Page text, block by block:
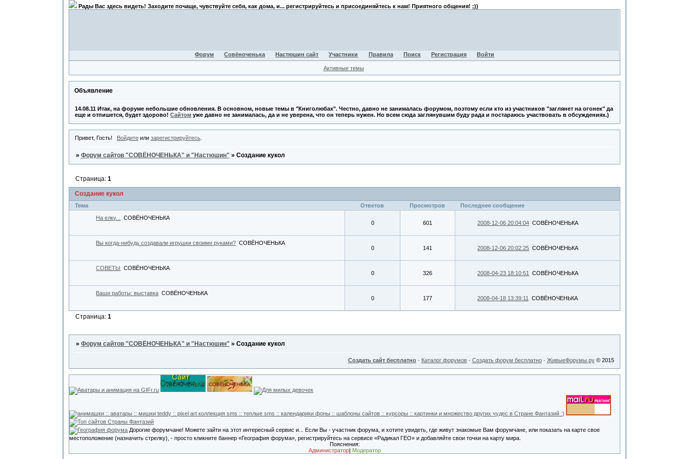
Рады Вас здесь видеть! Заходите почаще, чувствуйте себя, как дома, и... регистрируйтесь и присоединяйтесь к нам! Приятного общения! ;))
Форум Совёноченька Настюшин сайт Участники Правила Поиск Регистрация Войти
Активные темы
Объявление
14.08.11 Итак, на форуме небольшие обновления. В основном, новые темы в "Книголюбах". Честно, давно не занималась форумом, поэтому если кто из участников "заглянет на огонек" да
еще и отпишется, будет здорово!Сайтом уже давно не занималась, да и не уверена, что он теперь нужен. Но всем сюда заглянувшим буду рада и постараюсь участвовать в обсуждениях.)
Привет, Гость! Войдитеили зарегистрируйтесь.
» Форум сайтов "СОВЁНОЧЕНЬКА" и "Настюшин" » Создание кукол
Создание кукол
Страница: 1
Тема Ответов Просмотров
Последнее сообщение
На елку...
СОВЁНОЧЕНЬКА
0
601 2008-12-06 20:04:04 СОВЁНОЧЕНЬКА
Вы когда-нибудь создавали игрушки своими руками? СОВЁНОЧЕНЬКА
0
141 2008-12-06 20:02:25 СОВЁНОЧЕНЬКА
СОВЕТЫ
СОВЁНОЧЕНЬКА
0
326 2008-04-23 18:10:51 СОВЁНОЧЕНЬКА
Ваши работы: выставка СОВЁНОЧЕНЬКА
0
177 2008-04-18 13:39:11 СОВЁНОЧЕНЬКА
Страница: 1
» Форум сайтов "СОВЁНОЧЕНЬКА" и "Настюшин" » Создание кукол
Создать сайт бесплатно· Каталог форумов· Создать форум бесплатно· ЖивыеФорумы.ру© 2015
Дорогие форумчане! Можете зайти на этот интересный сервис и... Если Вы - участник форума, и хотите увидеть, где живут знакомые Вам форумчане, или показать на карте свое
местоположение (назначить стрелку), - просто кликните баннер «География форума», регистрируйтесь на сервисе «Радикал ГЕО» и добавляйте свои точки на карту мира.
Пояснения:
Администратор| Модератор